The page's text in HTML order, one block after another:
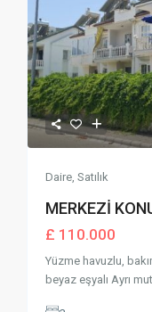
Daire ,Satılık
MERKEZİ
£ 110.000
Yüzme havuzlu,
beyaz eşyalı Ayrı